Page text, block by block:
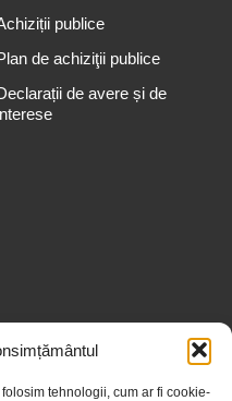
tehnologii, cum ar fi cookie-
publice
de achiziţii publice
de avere și de